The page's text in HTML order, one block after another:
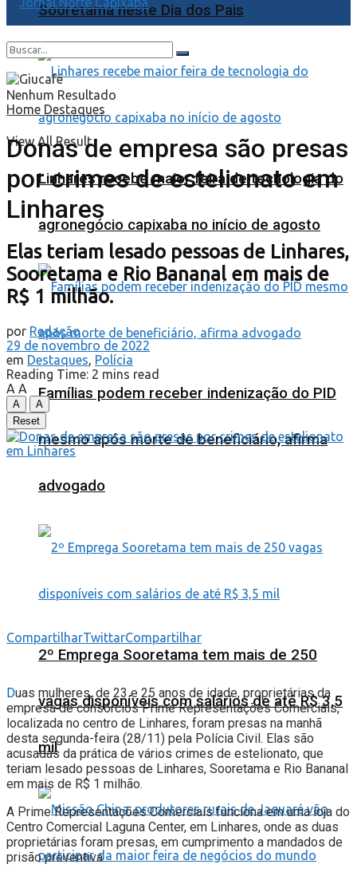
Sooretama neste Dia dos Pais
Linhares recebe maior feira de tecnologia do
agronegócio capixaba no início de agosto
Famílias podem receber indenização do PID
mesmo após morte de beneficiário, afirma
advogado
2º Emprega Sooretama tem mais de 250
vagas disponíveis com salários de até R$ 3,5
mil
Nenhum Resultado
View All Result
Home Destaques
Donas de empresa são presas
por crimes de estelionato em
Linhares
Elas teriam lesado pessoas de Linhares,
Sooretama e Rio Bananal em mais de
R$ 1 milhão.
por Redação
29 de novembro de 2022
em Destaques, Polícia
Reading Time: 2 mins read
A A
A
A
Reset
CompartilharTwittarCompartilhar
Duas mulheres, de 23 e 25 anos de idade, proprietárias da
empresa de consórcios Prime Representações Comerciais,
localizada no centro de Linhares, foram presas na manhã
desta segunda-feira (28/11) pela Polícia Civil. Elas são
acusadas da prática de vários crimes de estelionato, que
teriam lesado pessoas de Linhares, Sooretama e Rio Bananal
em mais de R$ 1 milhão.
A Prime Representações Comerciais funciona em uma loja do
Centro Comercial Laguna Center, em Linhares, onde as duas
proprietárias foram presas, em cumprimento a mandados de
prisão preventiva.